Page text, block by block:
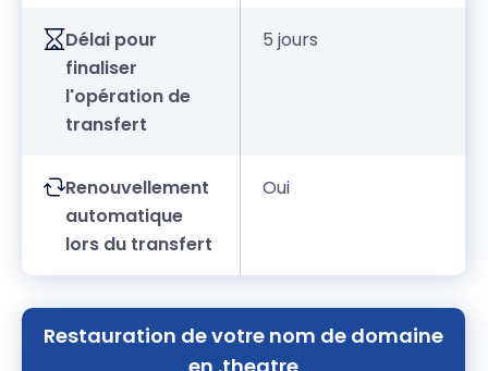
Délai pour
finaliser
l'opération de
transfert
5 jours
Renouvellement
automatique
lors du transfert
Oui
Restauration de votre nom de domaine